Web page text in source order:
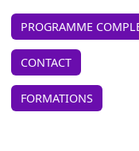
PROGRAMME
CONTACT
FORMATIONS